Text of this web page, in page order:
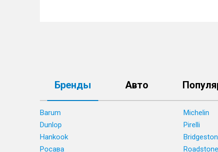
Бренды Авто
Barum
Michelin
Dunlop
Pirelli
Hankook
Росава
Roadstone